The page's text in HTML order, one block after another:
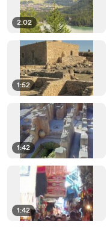
2:02
1:52
1:42
1:42